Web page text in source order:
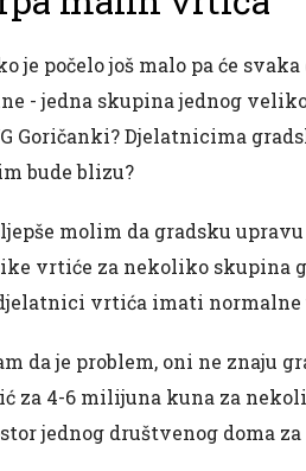
je počelo još malo pa će
- jedna skupina jednog
Goričanki? Djelatnicima
bude blizu?
molim da gradsku
vrtiće za nekoliko skupina
vrtića imati normalne
da je problem, oni ne znaju
za 4-6 milijuna kuna za
jednog društvenog doma